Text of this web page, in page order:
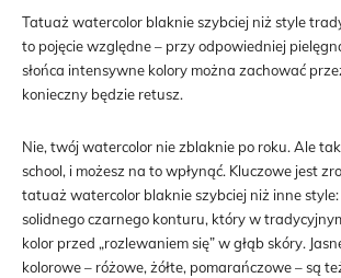
Tatuaż watercolor blaknie szybciej niż style
to pojęcie względne – przy odpowiedniej
słońca intensywne kolory można zachować
konieczny będzie retusz.
Nie, twój watercolor nie zblaknie po roku. Ale
school, i możesz na to wpłynąć. Kluczowe jest
tatuaż watercolor blaknie szybciej niż inne
solidnego czarnego konturu, który w
kolor przed „rozlewaniem się” w głąb skóry.
kolorowe – różowe, żółte, pomarańczowe – są